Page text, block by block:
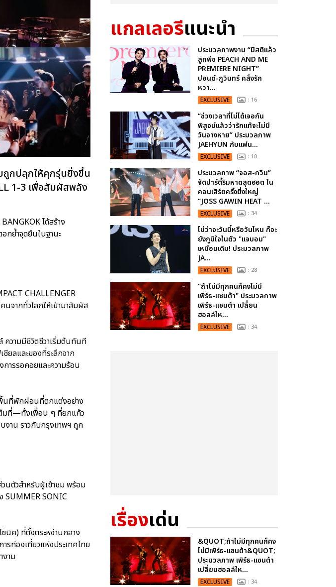
ถูกปลุกให้คุกรุ่นยิ่งขึ้น
1-3 เพื่อสัมผัสพลัง
ได้สร้าง
กย้ำจุดยืนในฐานะ
CHALLENGER
จากทั่วโลกให้เข้ามาสัมผัส
ความมีชีวิตชีวาเริ่มต้นทันที
ยลและของที่ระลึกจาก
ารรอคอยและความร้อน
พื้นที่พักผ่อนที่ตกแต่งอย่าง
ต็มที่—ทั้งเพื่อน ๆ ที่ยกแก้ว
าน ราวกับกรุงเทพฯ ถูก
นตัวสำหรับผู้เข้าชม พร้อม
SUMMER SONIC
นิค) ที่ตั้งตระหง่านกลาง
ท่องเที่ยวแห่งประเทศไทย
งาม
แกลเลอรีแนะนำ
ประมวลภาพงาน “มีสติแล้ว
ลูกพีช PEACH AND ME
PREMIERE NIGHT”
ปอนด์-ภูวินทร์ คลั่งรัก
หวา...
EXCLUSIVE : 16
“ช่วงเวลาที่ไม่ได้เจอกัน
พิสูจน์แล้วว่ารักแท้จะไม่มี
วันจางหาย” ประมวลภาพ
JAEHYUN กับแฟน...
EXCLUSIVE : 10
ประมวลภาพ “จอส-กวิน”
จัดปาร์ตี้ริมหาดสุดฮอต ใน
คอนเสิร์ตครั้งยิ่งใหญ่
“JOSS GAWIN HEAT ...
EXCLUSIVE : 34
ไม่ว่าจะวันนี้หรือวันไหน ก็จะ
ยังภูมิใจในตัว "แจบอม"
เหมือนเดิม! ประมวลภาพ
JA...
EXCLUSIVE : 28
"ถ้าไม่มีทุกคนก็คงไม่มี
เพิร์ธ-แซนต้า" ประมวลภาพ
เพิร์ธ-แซนต้า เปลี่ยน
ฮอลล์ให...
EXCLUSIVE : 34
เรื่องเด่น
&QUOT;ถ้าไม่มีทุกคนก็คง
ไม่มีเพิร์ธ-แซนต้า&QUOT;
ประมวลภาพ เพิร์ธ-แซนต้า
เปลี่ยนฮอลล์ให...
EXCLUSIVE : 34